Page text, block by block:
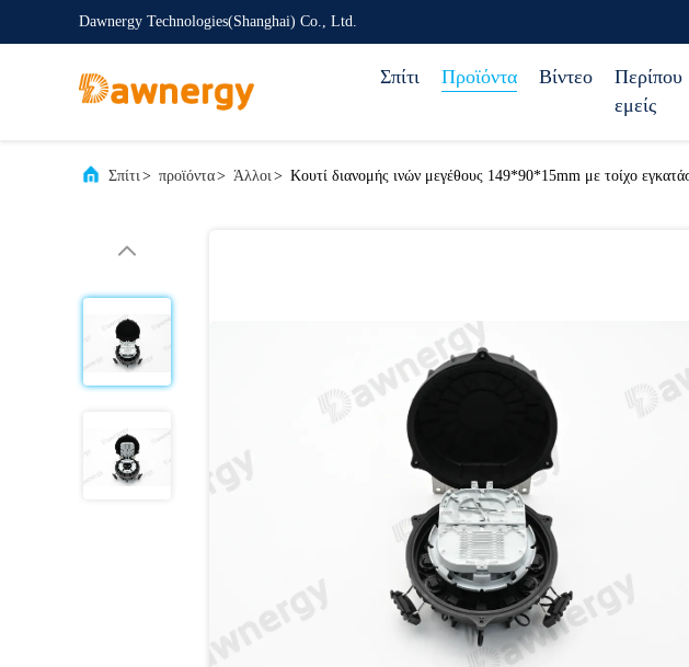
Dawnergy Technologies(Shanghai) Co., Ltd.
Σπίτι Προϊόντα Βίντεο
Περίπου
εμείς
Σπίτι> προϊόντα> Άλλοι> Κουτί διανομής ινών μεγέθους 149*90*15mm με τοίχο